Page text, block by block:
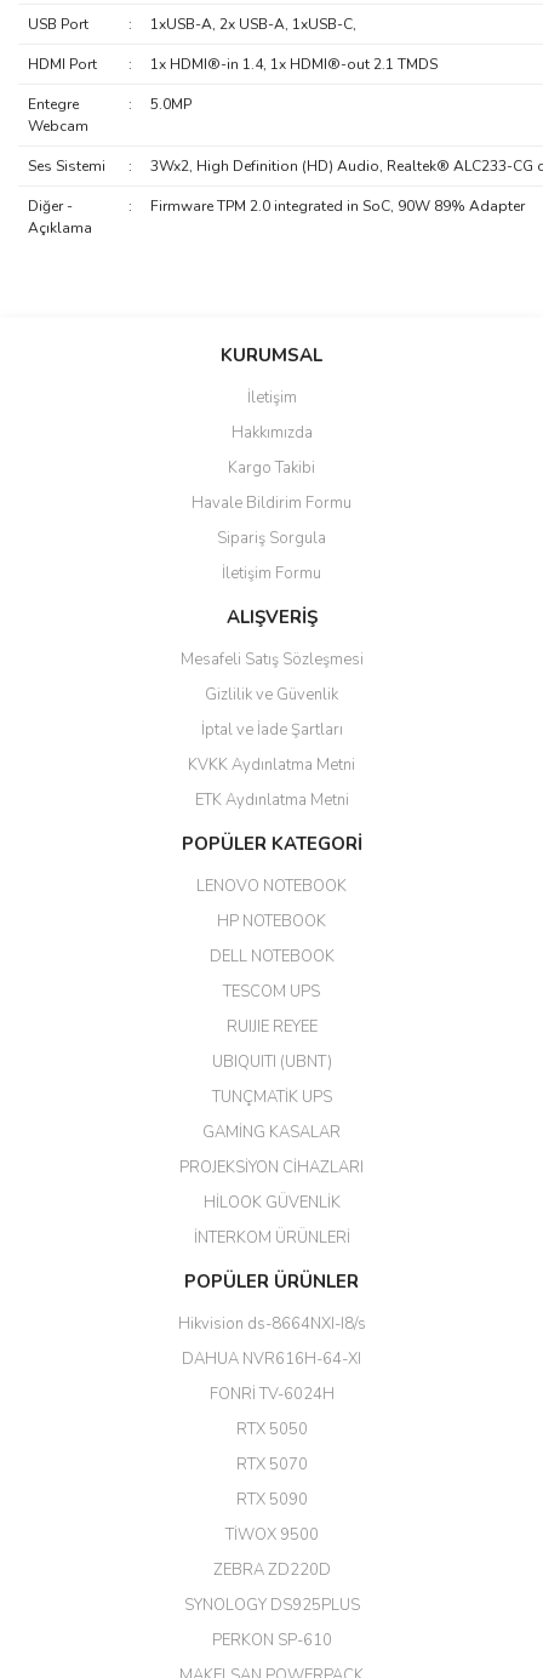
USB Port : 1xUSB-A, 2x USB-A, 1xUSB-C,
HDMI Port : 1x HDMI®-in 1.4, 1x HDMI®-out 2.1 TMDS
Entegre
Webcam
: 5.0MP
Ses Sistemi : 3Wx2, High Definition (HD) Audio, Realtek® ALC233-CG
Diğer -
Açıklama
: Firmware TPM 2.0 integrated in SoC, 90W 89% Adapter
Bu ürüne ilk yorumu siz yapın!
güzel paketlenmiş ama yanında
ile 24 izlenmektedir diye küçük
bir tabela olsa daha hoş
hızlı güvenli bir alışveriş oldu
Yalçın Kaya | 20/06/2026
ahmet yiğit | 29/04/2026
Aldığım ürün kapalı kutu teslim
edildi. Teşekkür ederim.
GÜRKAN KETHÜDAOĞLU |
Her şey için teşekkür ederim çok
Erdal Cingöz | 07/02/2026
Başarılı. Bu vasıfta bir ürünü bu
kadar uygun fiyata bulabilmek
büyük şans. Güvenliticaret
(HIKVISION DS-3E0326P-E/M(B)
EROL ÇAKMAK | 26/12/2025
KURUMSAL
İletişim
Hakkımızda
Kargo Takibi
Havale Bildirim Formu
Sipariş Sorgula
İletişim Formu
ALIŞVERİŞ
Mesafeli Satış Sözleşmesi
Gizlilik ve Güvenlik
İptal ve İade Şartları
KVKK Aydınlatma Metni
ETK Aydınlatma Metni
POPÜLER KATEGORİ
LENOVO NOTEBOOK
HP NOTEBOOK
DELL NOTEBOOK
TESCOM UPS
RUIJIE REYEE
UBIQUITI (UBNT)
TUNÇMATİK UPS
GAMİNG KASALAR
PROJEKSİYON CİHAZLARI
HİLOOK GÜVENLİK
İNTERKOM ÜRÜNLERİ
POPÜLER ÜRÜNLER
Hikvision ds-8664NXI-I8/s
DAHUA NVR616H-64-XI
FONRİ TV-6024H
RTX 5050
RTX 5070
RTX 5090
TİWOX 9500
ZEBRA ZD220D
SYNOLOGY DS925PLUS
PERKON SP-610